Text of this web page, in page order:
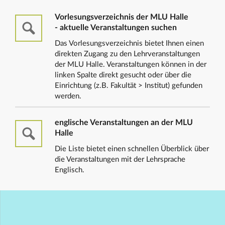
Vorlesungsverzeichnis der MLU Halle
- aktuelle Veranstaltungen suchen
Das Vorlesungsverzeichnis bietet Ihnen einen
direkten Zugang zu den Lehrveranstaltungen
der MLU Halle. Veranstaltungen können in der
linken Spalte direkt gesucht oder über die
Einrichtung (z.B. Fakultät > Institut) gefunden
werden.
englische Veranstaltungen an der MLU
Halle
Die Liste bietet einen schnellen Überblick über
die Veranstaltungen mit der Lehrsprache
Englisch.